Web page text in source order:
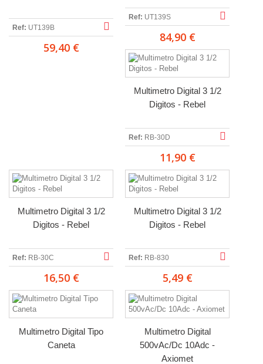
Ref: UT139B
59,40 €
Ref: UT139S
84,90 €
Multimetro Digital 3 1/2
Digitos - Rebel
Ref: RB-30D
11,90 €
Multimetro Digital 3 1/2
Digitos - Rebel
Ref: RB-30C
16,50 €
Multimetro Digital 3 1/2
Digitos - Rebel
Ref: RB-830
5,49 €
Multimetro Digital Tipo
Caneta
Multimetro Digital
500vAc/Dc 10Adc -
Axiomet